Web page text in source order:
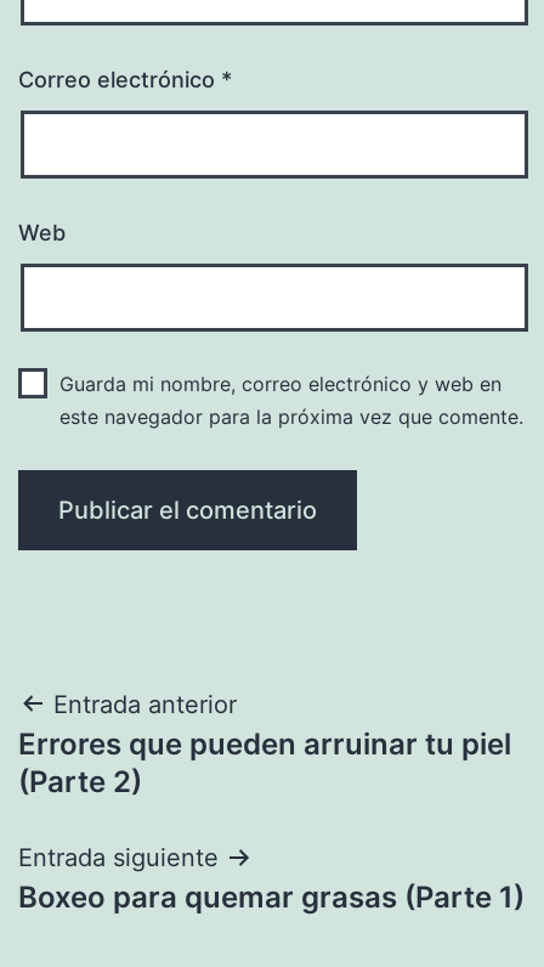
Correo electrónico *
Web
Guarda mi nombre, correo electrónico y web en
este navegador para la próxima vez que comente.
Navegación
de
Entrada anterior
Errores que pueden arruinar tu piel
(Parte 2)
Entrada siguiente
Boxeo para quemar grasas (Parte 1)